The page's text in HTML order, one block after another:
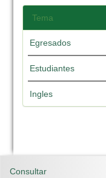
Tema
Egresados
Estudiantes
Ingles
Consultar